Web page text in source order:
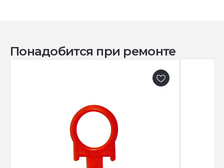
Понадобится при ремонте